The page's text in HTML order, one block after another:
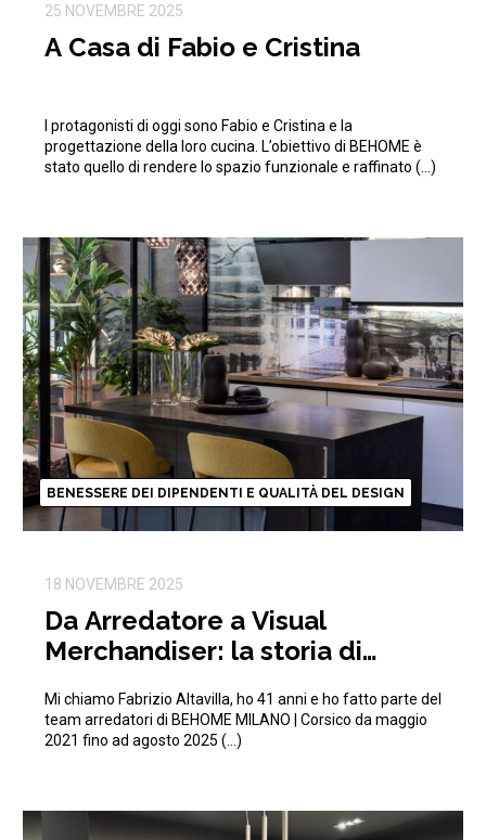
25 NOVEMBRE 2025
A Casa di Fabio e Cristina
I protagonisti di oggi sono Fabio e Cristina e la
progettazione della loro cucina. L’obiettivo di BEHOME è
stato quello di rendere lo spazio funzionale e raffinato (…)
BENESSERE DEI DIPENDENTI E QUALITÀ DEL DESIGN
18 NOVEMBRE 2025
Da Arredatore a Visual
Merchandiser: la storia di
Mi chiamo Fabrizio Altavilla, ho 41 anni e ho fatto parte del
team arredatori di BEHOME MILANO | Corsico da maggio
2021 fino ad agosto 2025 (…)